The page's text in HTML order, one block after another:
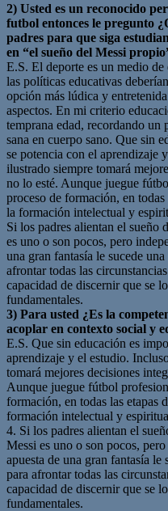
2) Usted es un reconocido
futbol entonces le pregunto
padres para que siga
en “el sueño del Messi
E.S. El deporte es un medio
las políticas educativas
opción más lúdica y
aspectos. En mi criterio
temprana edad, recordando
sana en cuerpo sano. Que sin
se potencia con el aprendizaje
ilustrado siempre tomará
no lo esté. Aunque juegue
proceso de formación, en
la formación intelectual y
Si los padres alientan el
es uno o son pocos, pero
una gran fantasía le sucede
afrontar todas las
capacidad de discernir que se
fundamentales.
3) Para usted ¿Es la
acoplar en contexto social y
E.S. Que sin educación es
aprendizaje y el estudio.
tomará mejores decisiones
Aunque juegue fútbol
formación, en todas las etapas
formación intelectual y
4. Si los padres alientan el
Messi es uno o son pocos,
apuesta de una gran fantasía
para afrontar todas las
capacidad de discernir que se
fundamentales.